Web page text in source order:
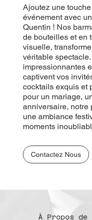
Ajoutez une
événement avec
Quentin ! Nos
de bouteilles et en
visuelle,
véritable
impressionnantes
captivent vos
cocktails exquis et
pour un mariage,
anniversaire, notre
une ambiance
moments
Contactez Nous
À Propos de